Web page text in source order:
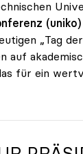
(uniko)
„Tag
auf
für ein
der freien